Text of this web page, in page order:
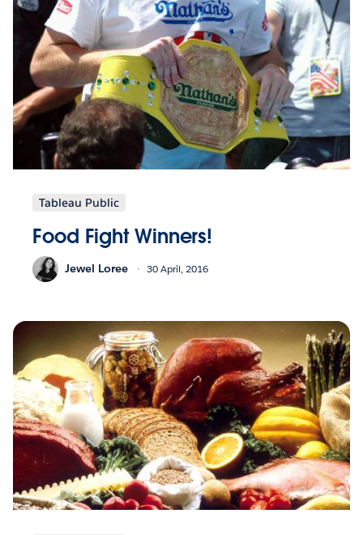
Tableau Public
Food Fight Winners!
Jewel Loree 30 April, 2016